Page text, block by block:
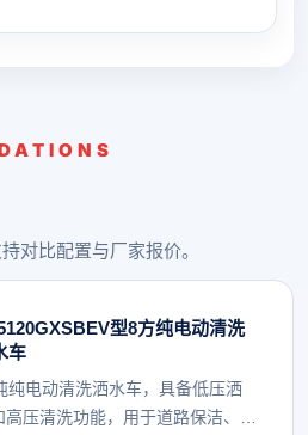
对比配置与厂家报价。
型8方纯电动清洗
车
纯电动清洗洒水车，具备低压洒
高压清洗功能，用于道路保洁、降